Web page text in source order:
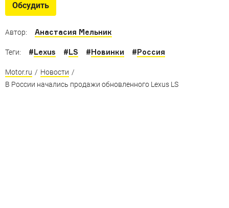
Под какими брендами «Лексусы», «Акуры» и
«Инфинити» продаются в Японии
Обсудить
Автор: Анастасия Мельник
Теги: #Lexus #LS #Новинки #Россия
Motor.ru / Новости /
В России начались продажи обновленного Lexus LS